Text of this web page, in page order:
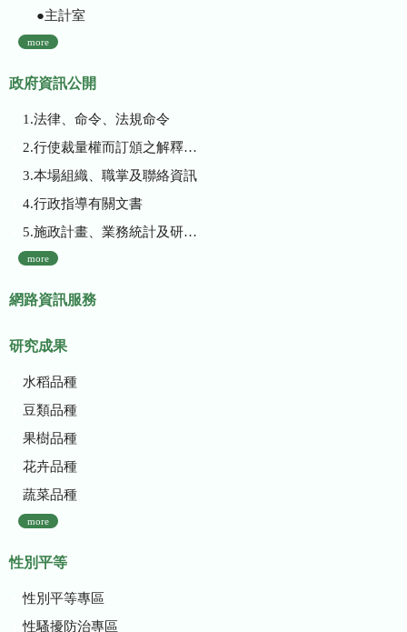
●主計室
more
政府資訊公開
1.法律、命令、法規命令
2.行使裁量權而訂頒之解釋性規定及裁量基準
3.本場組織、職掌及聯絡資訊
4.行政指導有關文書
5.施政計畫、業務統計及研究報告
more
網路資訊服務
研究成果
水稻品種
豆類品種
果樹品種
花卉品種
蔬菜品種
more
性別平等
性別平等專區
性騷擾防治專區